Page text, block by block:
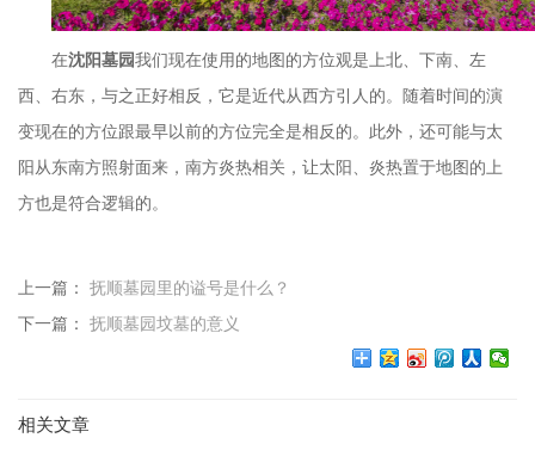
在沈阳墓园我们现在使用的地图的方位观是上北、下南、左
西、右东，与之正好相反，它是近代从西方引人的。随着时间的演
变现在的方位跟最早以前的方位完全是相反的。此外，还可能与太
阳从东南方照射面来，南方炎热相关，让太阳、炎热置于地图的上
方也是符合逻辑的。
上一篇： 抚顺墓园里的谥号是什么？
下一篇： 抚顺墓园坟墓的意义
相关文章